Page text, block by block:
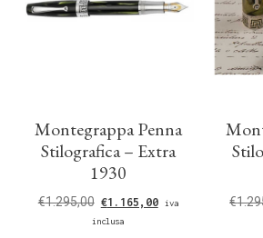
Montegrappa Penna
Stilografica – Extra
1930
€1.295,00 €1.165,00
iva
inclusa
€